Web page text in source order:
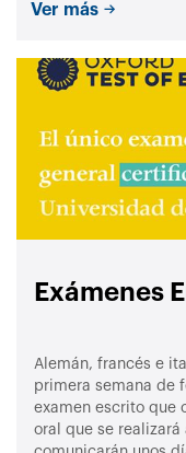
Ver más
Exámenes
Alemán, francés e
primera semana de
examen escrito que
oral que se realizará